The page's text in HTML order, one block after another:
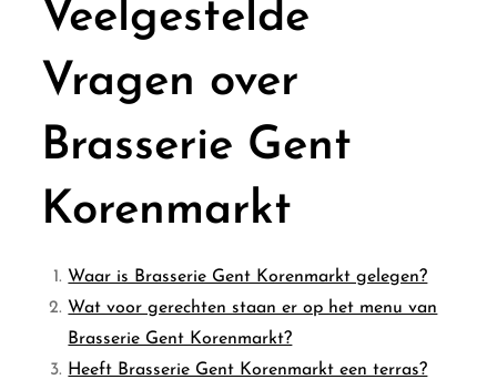
Veelgestelde
Vragen over
Brasserie Gent
Korenmarkt
Waar is Brasserie Gent Korenmarkt gelegen?
Wat voor gerechten staan er op het menu van
Brasserie Gent Korenmarkt?
Heeft Brasserie Gent Korenmarkt een terras?